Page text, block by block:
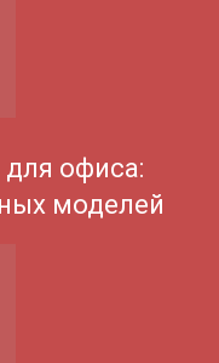
офиса:
моделей